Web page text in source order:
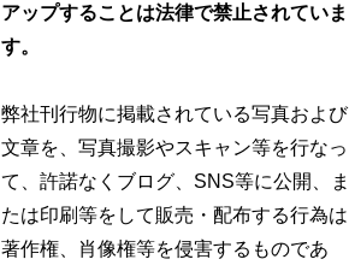
アップすることは法律で禁止されていま
す。
弊社刊行物に掲載されている写真および
文章を、写真撮影やスキャン等を行なっ
て、許諾なくブログ、SNS等に公開、ま
たは印刷等をして販売・配布する行為は
著作権、肖像権等を侵害するものであ